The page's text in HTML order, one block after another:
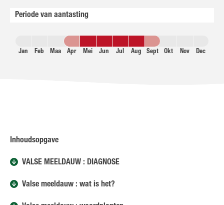
Periode van aantasting
Jan Feb Maa Apr Mei Jun Jul Aug Sept Okt Nov Dec
Inhoudsopgave
VALSE MEELDAUW : DIAGNOSE
Valse meeldauw : wat is het?